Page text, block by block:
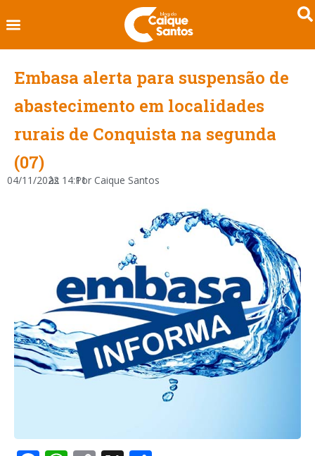
Embasa alerta para suspensão de
abastecimento em localidades
rurais de Conquista na segunda
(07)
04/11/2022
às 14:11
Por Caique Santos